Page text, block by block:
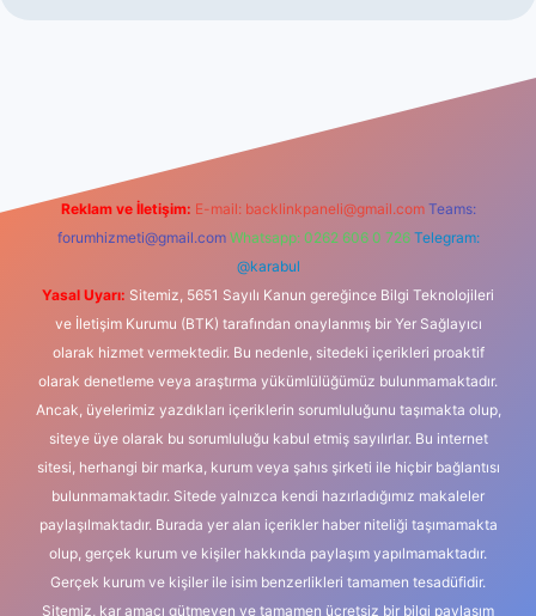
Reklam ve İletişim: E-mail: backlinkpaneli@gmail.com Teams:
forumhizmeti@gmail.com Whatsapp: 0262 606 0 726 Telegram:
@karabul
Yasal Uyarı: Sitemiz, 5651 Sayılı Kanun gereğince Bilgi Teknolojileri
ve İletişim Kurumu (BTK) tarafından onaylanmış bir Yer Sağlayıcı
olarak hizmet vermektedir. Bu nedenle, sitedeki içerikleri proaktif
olarak denetleme veya araştırma yükümlülüğümüz bulunmamaktadır.
Ancak, üyelerimiz yazdıkları içeriklerin sorumluluğunu taşımakta olup,
siteye üye olarak bu sorumluluğu kabul etmiş sayılırlar. Bu internet
sitesi, herhangi bir marka, kurum veya şahıs şirketi ile hiçbir bağlantısı
bulunmamaktadır. Sitede yalnızca kendi hazırladığımız makaleler
paylaşılmaktadır. Burada yer alan içerikler haber niteliği taşımamakta
olup, gerçek kurum ve kişiler hakkında paylaşım yapılmamaktadır.
Gerçek kurum ve kişiler ile isim benzerlikleri tamamen tesadüfidir.
Sitemiz, kar amacı gütmeyen ve tamamen ücretsiz bir bilgi paylaşım